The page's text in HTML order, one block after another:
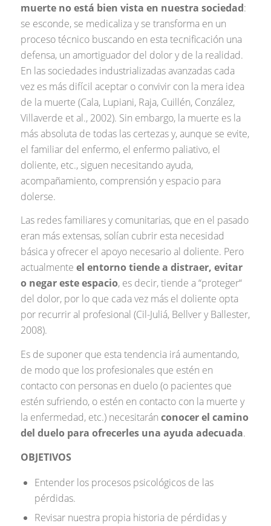
muerte no está bien vista en nuestra sociedad:
se esconde, se medicaliza y se transforma en un
proceso técnico buscando en esta tecnificación una
defensa, un amortiguador del dolor y de la realidad.
En las sociedades industrializadas avanzadas cada
vez es más difícil aceptar o convivir con la mera idea
de la muerte (Cala, Lupiani, Raja, Cuillén, Conzález,
Villaverde et al., 2002). Sin embargo, la muerte es la
más absoluta de todas las certezas y, aunque se evite,
el familiar del enfermo, el enfermo paliativo, el
doliente, etc., siguen necesitando ayuda,
acompañamiento, comprensión y espacio para
dolerse.
Las redes familiares y comunitarias, que en el pasado
eran más extensas, solían cubrir esta necesidad
básica y ofrecer el apoyo necesario al doliente. Pero
actualmente el entorno tiende a distraer, evitar
o negar este espacio, es decir, tiende a “proteger“
del dolor, por lo que cada vez más el doliente opta
por recurrir al profesional (Cil-Juliá, Bellver y Ballester,
2008).
Es de suponer que esta tendencia irá aumentando,
de modo que los profesionales que estén en
contacto con personas en duelo (o pacientes que
estén sufriendo, o estén en contacto con la muerte y
la enfermedad, etc.) necesitarán conocer el camino
del duelo para ofrecerles una ayuda adecuada.
OBJETIVOS
Entender los procesos psicológicos de las
pérdidas.
Revisar nuestra propia historia de pérdidas y